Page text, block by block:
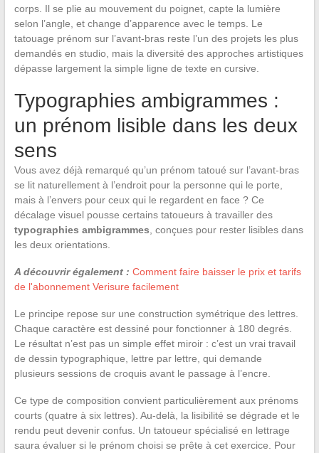
corps. Il se plie au mouvement du poignet, capte la lumière
selon l’angle, et change d’apparence avec le temps. Le
tatouage prénom sur l’avant-bras reste l’un des projets les plus
demandés en studio, mais la diversité des approches artistiques
dépasse largement la simple ligne de texte en cursive.
Typographies ambigrammes :
un prénom lisible dans les deux
sens
Vous avez déjà remarqué qu’un prénom tatoué sur l’avant-bras
se lit naturellement à l’endroit pour la personne qui le porte,
mais à l’envers pour ceux qui le regardent en face ? Ce
décalage visuel pousse certains tatoueurs à travailler des
typographies ambigrammes , conçues pour rester lisibles dans
les deux orientations.
A découvrir également : Comment faire baisser le prix et tarifs
de l'abonnement Verisure facilement
Le principe repose sur une construction symétrique des lettres.
Chaque caractère est dessiné pour fonctionner à 180 degrés.
Le résultat n’est pas un simple effet miroir : c’est un vrai travail
de dessin typographique, lettre par lettre, qui demande
plusieurs sessions de croquis avant le passage à l’encre.
Ce type de composition convient particulièrement aux prénoms
courts (quatre à six lettres). Au-delà, la lisibilité se dégrade et le
rendu peut devenir confus. Un tatoueur spécialisé en lettrage
saura évaluer si le prénom choisi se prête à cet exercice. Pour